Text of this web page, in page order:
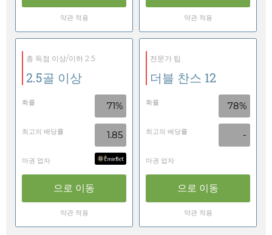
약관 적용 약관 적용
총 득점 이상/이하 2.5
2.5골 이상
확률 71%
최고의 배당률 1.85
마권 업자
으로 이동
약관 적용
전문가 팁
더블 찬스 12
확률 78%
최고의 배당률 -
마권 업자
으로 이동
약관 적용